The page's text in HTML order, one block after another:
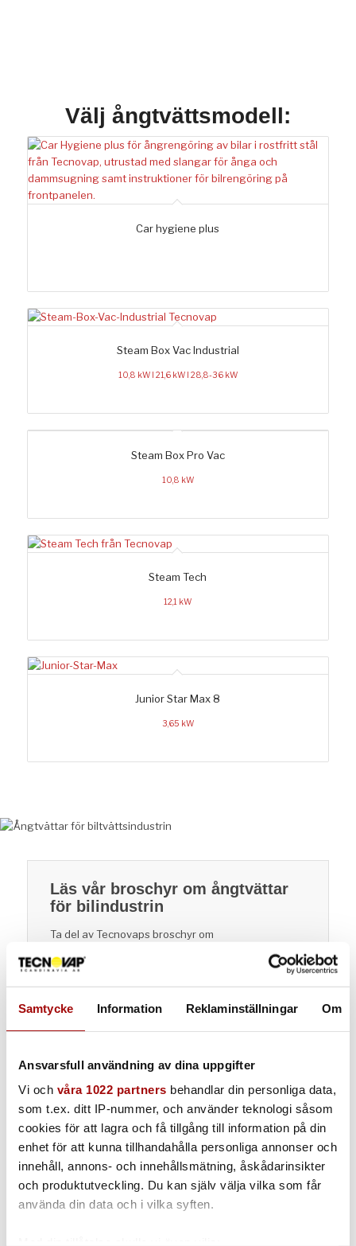
Samtycke Information Reklaminställningar Om
Ansvarsfull användning av dina uppgifter
Vi och våra 1022 partners behandlar din personliga data,
som t.ex. ditt IP-nummer, och använder teknologi såsom
cookies för att lagra och få tillgång till information på din
enhet för att kunna tillhandahålla personliga annonser och
innehåll, annons- och innehållsmätning, åskådarinsikter
och produktutveckling. Du kan själv välja vilka som får
använda din data och i vilka syften.
Välj ångtvättsmodell:
Car hygiene plus
Steam Box Vac Industrial
10,8 kW l 21,6 kW l 28,8-36 kW
Steam Box Pro Vac
10,8 kW
Steam Tech
12,1 kW
Junior Star Max 8
3,65 kW
Läs vår broschyr om ångtvättar
för bilindustrin
Ta del av Tecnovaps broschyr om
ångrengöringssystem för biltvätt, bilinteriörer och
professionell fordonsrengöring. Broschyren visar
olika lösningar och användningsområden för
Varför ånga för rengöring
av bilinteriörer?
Ångrengöring av bilinteriörer eliminerar
obehagliga lukter, svamp, bakterier och kvalster